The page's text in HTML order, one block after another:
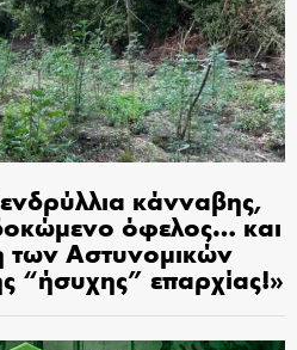
κάνναβης,
όφελος… και
των Αστυνομικών
“ήσυχης” επαρχίας!»